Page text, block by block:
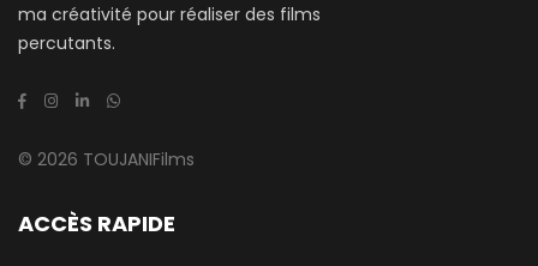
ma créativité pour réaliser des films
percutants.
© 2026 TOUJANIFilms
ACCÈS RAPIDE